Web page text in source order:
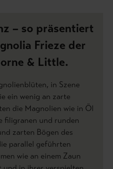
– so präsentiert
Frieze der
& Little.
in Szene
ein wenig an zarte
die Magnolien wie in Öl
filigranen und runden
zarten Bögen des
parallel geführten
wie an einem Zaun